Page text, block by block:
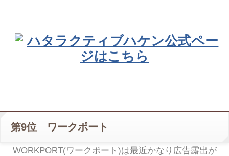
ハタラクティブハケン公式ペー
ジはこちら
第9位 ワークポート
WORKPORT(ワークポート)は最近かなり広告露出が